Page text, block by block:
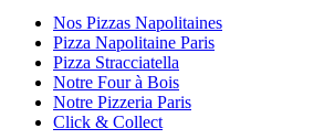
Nos Pizzas Napolitaines
Pizza Napolitaine Paris
Pizza Stracciatella
Notre Four à Bois
Notre Pizzeria Paris
Click & Collect